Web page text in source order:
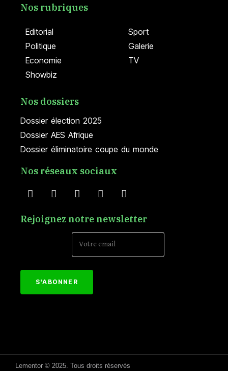
Editorial
Politique
Economie
Showbiz
Sport
Galerie
TV
Nos rubriques
Dossier élection 2025
Dossier AES Afrique
Dossier éliminatoire coupe du monde
Nos dossiers
Nos réseaux sociaux
Rejoignez notre newsletter
Lementor © 2025. Tous droits réservés